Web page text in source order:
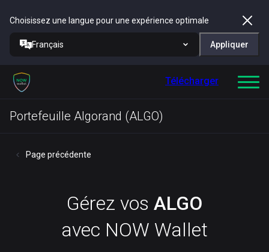
Choisissez une langue pour une expérience optimale
Français Appliquer
Télécharger
Portefeuille Algorand (ALGO)
Page précédente
Gérez vos ALGO
avec NOW Wallet